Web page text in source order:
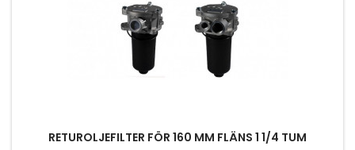
RETUROLJEFILTER FÖR 160 MM FLÄNS 1 1/4 TUM